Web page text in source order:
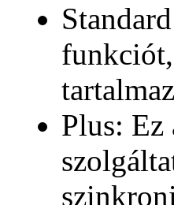
Plus: Ez